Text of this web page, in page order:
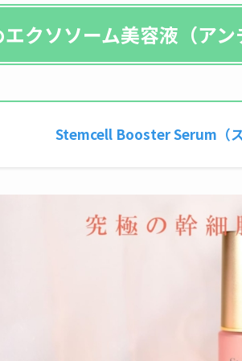
クソソーム美容液（アン
Stemcell Booster Serum（ス